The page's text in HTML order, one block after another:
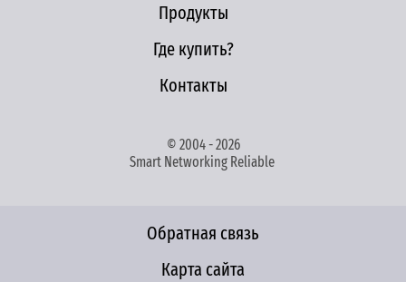
Продукты
Где купить?
Контакты
© 2004 - 2026
Smart Networking Reliable
Обратная связь
Карта сайта